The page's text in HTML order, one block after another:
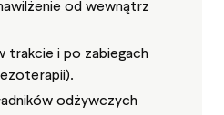
od wewnątrz
trakcie i po zabiegach
odżywczych